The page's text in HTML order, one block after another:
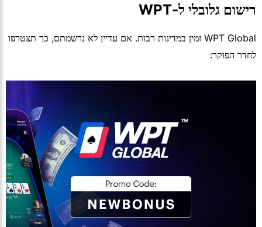
רישום גלובלי ל-WPT
WPT Global זמין במדינות רבות. אם עדיין לא נרשמתם, כך תצטרפו
לחדר הפוקר: